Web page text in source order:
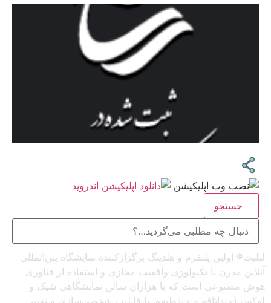
جستجو
لیلیت® اولین پلتفرم و هلدینگ برگزارکنندهٔ نمایشگاه بین‌المللی
آنلاین مدرن با تکنولوژی واقعیت مجازی و استفاده از فناوری
هوش مصنوعی است که با هزاران سالن نمایشگاهی شیک و
لوکس (چنداتاقه و چندطبقه، با قابلیت شخصی‌سازی و تغییر